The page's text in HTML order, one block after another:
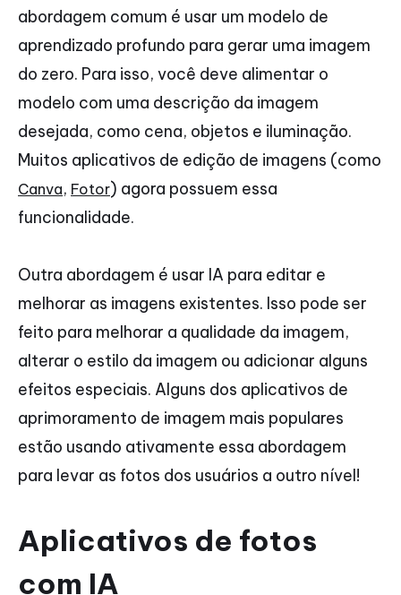
abordagem comum é usar um modelo de
aprendizado profundo para gerar uma imagem
do zero. Para isso, você deve alimentar o
modelo com uma descrição da imagem
desejada, como cena, objetos e iluminação.
Muitos aplicativos de edição de imagens (como
Canva, Fotor) agora possuem essa
funcionalidade.
Outra abordagem é usar IA para editar e
melhorar as imagens existentes. Isso pode ser
feito para melhorar a qualidade da imagem,
alterar o estilo da imagem ou adicionar alguns
efeitos especiais. Alguns dos aplicativos de
aprimoramento de imagem mais populares
estão usando ativamente essa abordagem
para levar as fotos dos usuários a outro nível!
Aplicativos de fotos
com IA